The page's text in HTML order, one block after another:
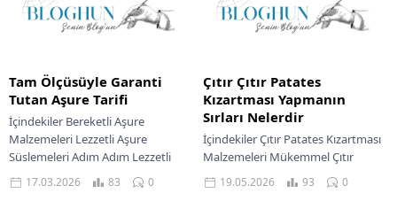
Tam Ölçüsüyle Garanti
Tutan Aşure Tarifi
İçindekiler Bereketli Aşure
Malzemeleri Lezzetli Aşure
Süslemeleri Adım Adım Lezzetli
Aşure Nasıl Yapılır Aşure Yapımının
Püf Noktaları Aşure Servis
17.03.2026 83 0
Çıtır Çıtır Patates
Kızartması Yapmanın
Sırları Nelerdir
İçindekiler Çıtır Patates Kızartması
Malzemeleri Mükemmel Çıtır
Patates Kızartması Nasıl Yapılır
Mükemmel Patates Kızartmasında
19.05.2026 93 0